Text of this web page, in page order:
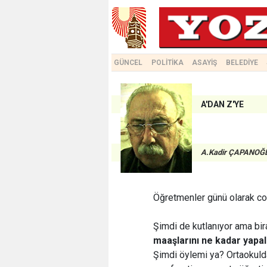
GÜNCEL POLİTİKA ASAYİŞ BELEDİYE
A'DAN Z'YE
A.Kadir
Öğretmenler günü olarak
Şimdi de kutlanıyor ama
maaşlarını ne kadar
Şimdi öylemi ya?